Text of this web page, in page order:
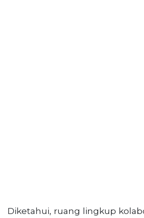
Diketahui, ruang lingkup